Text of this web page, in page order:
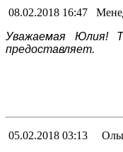
08.02.2018 16:47
Уважаемая Юлия!
предоставляет.
05.02.2018 03:13